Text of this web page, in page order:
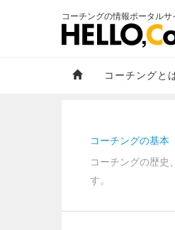
コーチングの情報ポータルサ
コーチングと
コーチングの基本
コーチングの歴史
す。